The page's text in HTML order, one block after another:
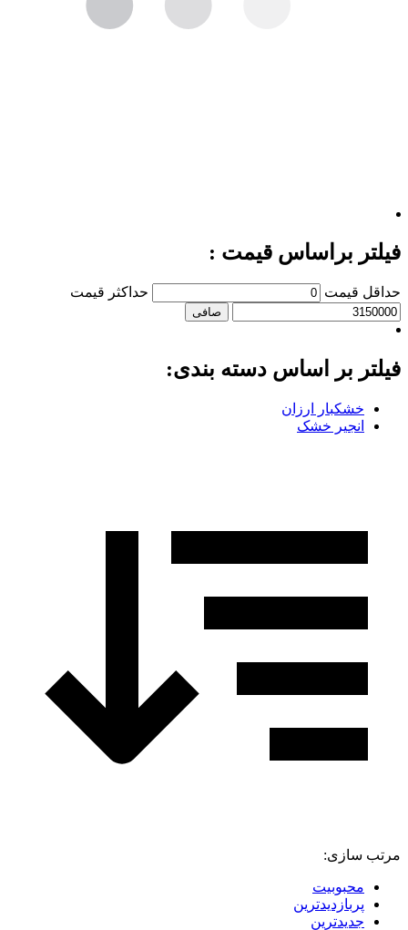
فیلتر براساس قیمت :
حداقل قیمت حداكثر قيمت
صافی
فیلتر بر اساس دسته بندی:
خشکبار ارزان
انجیر خشک
مرتب سازی:
محبوبیت
پربازدیدترین
جدیدترین